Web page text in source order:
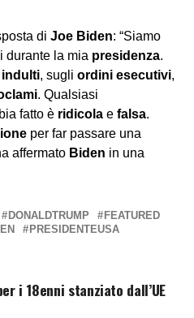
di Joe Biden: “Siamo
durante la mia presidenza.
indulti, sugli ordini esecutivi,
. Qualsiasi
fatto è ridicolae falsa.
per far passare una
affermato Biden in una
DONALDTRUMP
FEATURED
PRESIDENTEUSA
i 18enni stanziato dall’UE